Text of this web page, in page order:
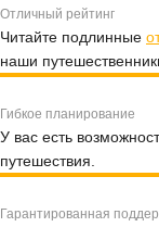
Отличный рейтинг
Читайте подлинные
наши
Гибкое планирование
У вас есть
путешествия.
Гарантированная